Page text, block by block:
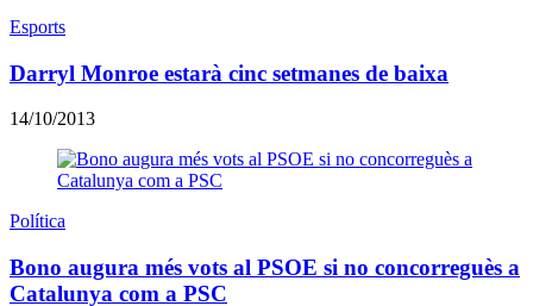
Esports
Darryl Monroe estarà cinc setmanes de baixa
14/10/2013
Política
Bono augura més vots al PSOE si no concorreguès a
Catalunya com a PSC